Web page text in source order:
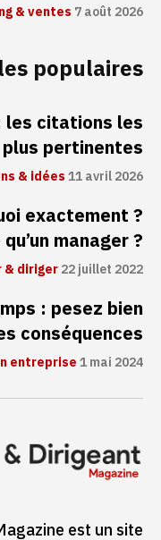
& ventes7 août 2026
populaires
les citations les
plus pertinentes
& idées11 avril 2026
exactement ?
qu’un manager ?
& diriger22 juillet 2022
: pesez bien
conséquences
entreprise1 mai 2024
est un site